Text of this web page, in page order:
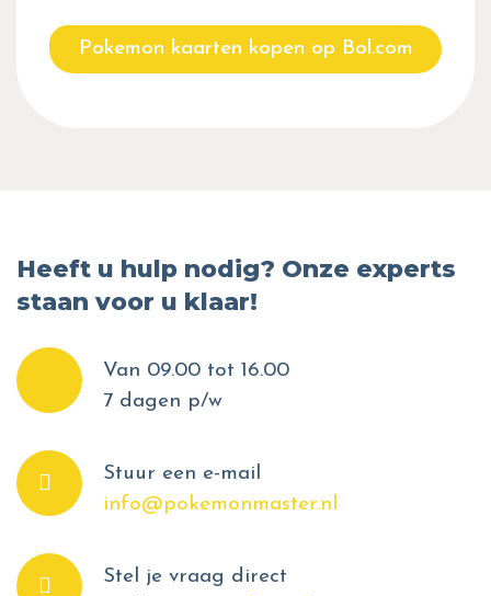
Pokemon kaarten kopen op Bol.com
Heeft u hulp nodig? Onze experts
staan voor u klaar!
Van 09.00 tot 16.00
7 dagen p/w
Stuur een e-mail
info@pokemonmaster.nl
Stel je vraag direct